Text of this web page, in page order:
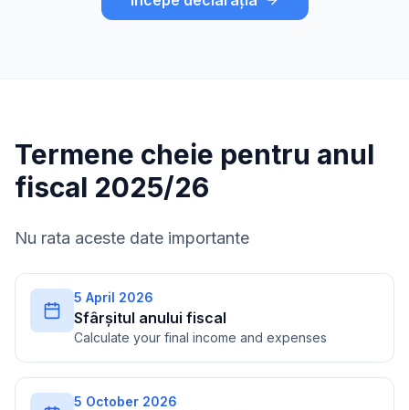
Termene cheie pentru anul
fiscal 2025/26
Nu rata aceste date importante
5 April 2026
Sfârșitul anului fiscal
Calculate your final income and expenses
5 October 2026